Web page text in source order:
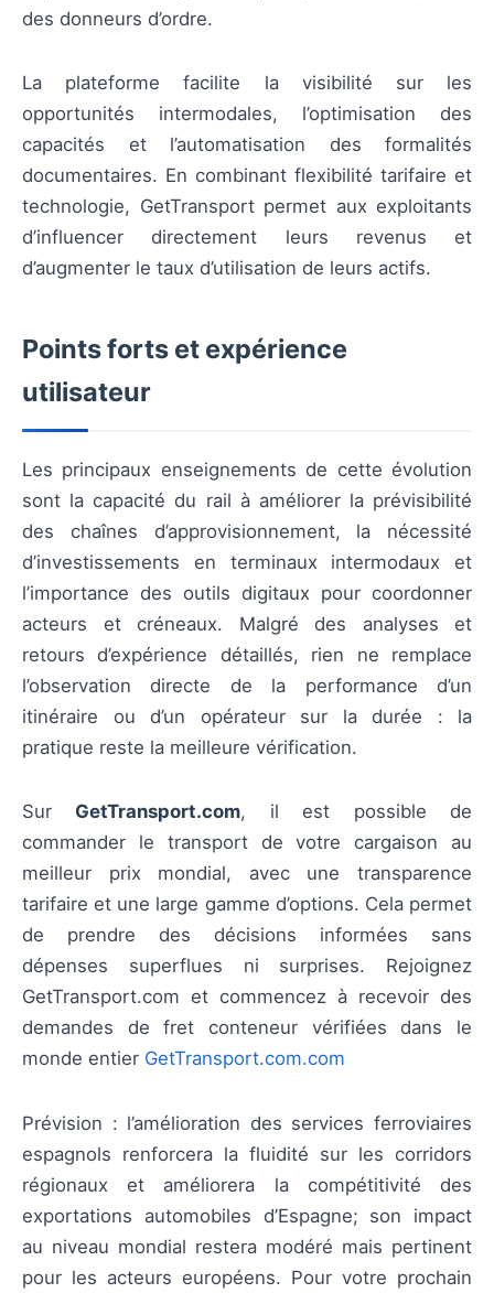
des donneurs d’ordre.
La plateforme facilite la visibilité sur les
opportunités intermodales, l’optimisation des
capacités et l’automatisation des formalités
documentaires. En combinant flexibilité tarifaire et
technologie, GetTransport permet aux exploitants
d’influencer directement leurs revenus et
d’augmenter le taux d’utilisation de leurs actifs.
Points forts et expérience
utilisateur
Les principaux enseignements de cette évolution
sont la capacité du rail à améliorer la prévisibilité
des chaînes d’approvisionnement, la nécessité
d’investissements en terminaux intermodaux et
l’importance des outils digitaux pour coordonner
acteurs et créneaux. Malgré des analyses et
retours d’expérience détaillés, rien ne remplace
l’observation directe de la performance d’un
itinéraire ou d’un opérateur sur la durée : la
pratique reste la meilleure vérification.
Sur GetTransport.com, il est possible de
commander le transport de votre cargaison au
meilleur prix mondial, avec une transparence
tarifaire et une large gamme d’options. Cela permet
de prendre des décisions informées sans
dépenses superflues ni surprises. Rejoignez
GetTransport.com et commencez à recevoir des
demandes de fret conteneur vérifiées dans le
monde entier GetTransport.com.com
Prévision : l’amélioration des services ferroviaires
espagnols renforcera la fluidité sur les corridors
régionaux et améliorera la compétitivité des
exportations automobiles d’Espagne; son impact
au niveau mondial restera modéré mais pertinent
pour les acteurs européens. Pour votre prochain